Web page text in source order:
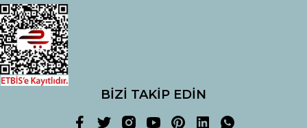
BİZİ TAKİP EDİN